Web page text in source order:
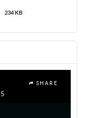
234 KB